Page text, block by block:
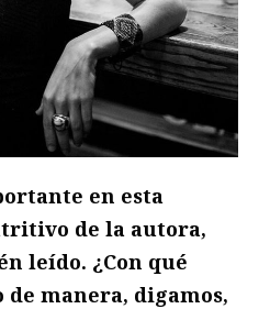
en esta
de la autora,
leído. ¿Con qué
manera, digamos,